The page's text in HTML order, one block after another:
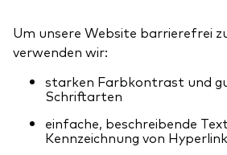
Um unsere Website barrierefrei
verwenden wir:
starken Farbkontrast und
Schriftarten
einfache, beschreibende
Kennzeichnung von